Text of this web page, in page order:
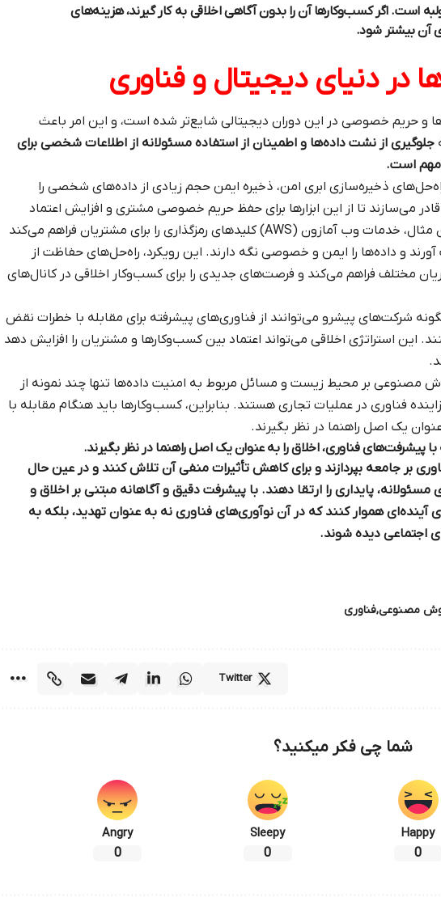
اگر کسب‌وکارها آن را بدون آگاهی اخلاقی به کار گیرند، هزینه‌های
آن بیشتر شود.
در دنیای دیجیتال و فناوری
و حریم خصوصی در این دوران دیجیتالی شایع‌تر شده است، و این امر باعث
جلوگیری از نشت داده‌ها و اطمینان از استفاده مسئولانه از اطلاعات شخصی برای
مهم است.
ذخیره‌سازی ابری امن، ذخیره ایمن حجم زیادی از داده‌های شخصی را
می‌سازند تا از این ابزارها برای حفظ حریم خصوصی مشتری و افزایش اعتماد
بلندمدت استفاده کنند. به عنوان مثال، خدمات وب آمازون (AWS) کلیدهای رمزگذاری را برای مشتریان فراهم می‌کند
و داده‌ها را ایمن و خصوصی نگه دارند. این رویکرد، راه‌حل‌های حفاظت از
مختلف فراهم می‌کند و فرصت‌های جدیدی را برای کسب‌وکار اخلاقی در کانال‌های
شرکت‌های پیشرو می‌توانند از فناوری‌های پیشرفته برای مقابله با خطرات نقض
این استراتژی اخلاقی می‌تواند اعتماد بین کسب‌وکارها و مشتریان را افزایش دهد
مصنوعی بر محیط زیست و مسائل مربوط به امنیت داده‌ها تنها چند نمونه از
فناوری در عملیات تجاری هستند. بنابراین، کسب‌وکارها باید هنگام مقابله با
یک اصل راهنما در نظر بگیرند.
پیشرفت‌های فناوری، اخلاق را به عنوان یک اصل راهنما در نظر بگیرند.
بر جامعه بپردازند و برای کاهش تأثیرات منفی آن تلاش کنند و در عین حال
مسئولانه، پایداری را ارتقا دهند. با پیشرفت دقیق و آگاهانه مبتنی بر اخلاق و
آینده‌ای هموار کنند که در آن نوآوری‌های فناوری نه به عنوان تهدید، بلکه به
اجتماعی دیده شوند.
مصنوعی فناوری
Twitter
شما چی فکر میکنید؟
Happy
0
Sleepy
0
Angry
0